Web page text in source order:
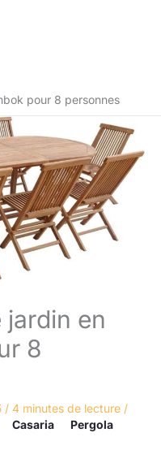
pour 8 personnes
jardin en
8
/ 4 minutes de lecture /
Casaria
Pergola